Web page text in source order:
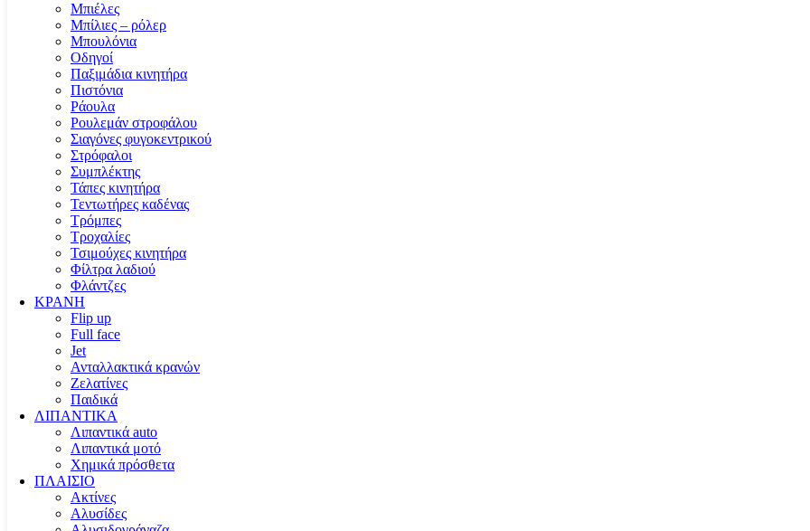
Μπιέλες
Μπίλιες – ρόλερ
Μπουλόνια
Οδηγοί
Παξιμάδια κινητήρα
Πιστόνια
Ράουλα
Ρουλεμάν στροφάλου
Σιαγόνες φυγοκεντρικού
Στρόφαλοι
Συμπλέκτης
Τάπες κινητήρα
Τεντωτήρες καδένας
Τρόμπες
Τροχαλίες
Τσιμούχες κινητήρα
Φίλτρα λαδιού
Φλάντζες
ΚΡΑΝΗ
Flip up
Full face
Jet
Ανταλλακτικά κρανών
Ζελατίνες
Παιδικά
ΛΙΠΑΝΤΙΚΑ
Λιπαντικά auto
Λιπαντικά μοτό
Χημικά πρόσθετα
ΠΛΑΙΣΙΟ
Ακτίνες
Αλυσίδες